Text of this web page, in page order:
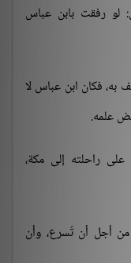
لو رفقت بابن عباس
به، فكان ابن عباس لا
علمه.
راحلته إلى مكة،
من أجل أن تُسرع، وأن